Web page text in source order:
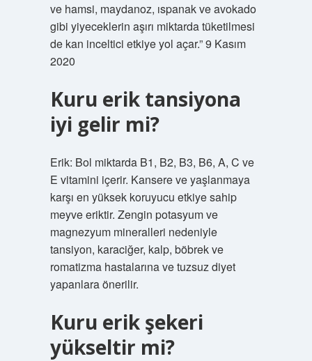
ve hamsi, maydanoz, ıspanak ve avokado
gibi yiyeceklerin aşırı miktarda tüketilmesi
de kan inceltici etkiye yol açar.” 9 Kasım
2020
Kuru erik tansiyona
iyi gelir mi?
Erik: Bol miktarda B1, B2, B3, B6, A, C ve
E vitamini içerir. Kansere ve yaşlanmaya
karşı en yüksek koruyucu etkiye sahip
meyve eriktir. Zengin potasyum ve
magnezyum mineralleri nedeniyle
tansiyon, karaciğer, kalp, böbrek ve
romatizma hastalarına ve tuzsuz diyet
yapanlara önerilir.
Kuru erik şekeri
yükseltir mi?